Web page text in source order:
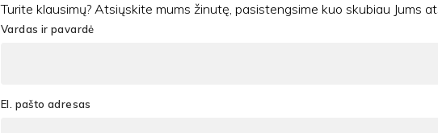
Turite klausimų? Atsiųskite mums žinutę, pasistengsime kuo skubiau Jums
Vardas ir pavardė
El. pašto adresas